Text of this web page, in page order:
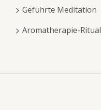
Geführte Meditation
Aromatherapie-Ritual